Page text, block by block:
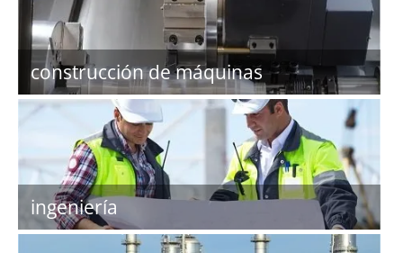
construcción de máquinas
ingeniería